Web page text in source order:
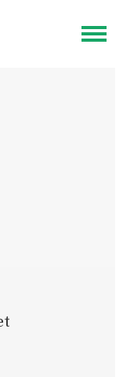
Visa
meny